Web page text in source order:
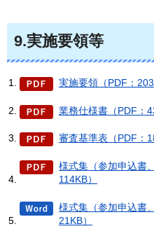
9.実施要領等
実施要領（PDF：
業務仕様書（PDF：
審査基準表（PDF：
様式集（参加申込書
114KB）
様式集（参加申込書
21KB）